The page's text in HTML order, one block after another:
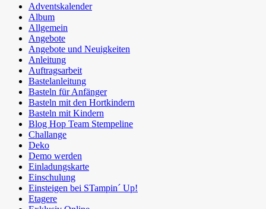
Adventskalender
Album
Allgemein
Angebote
Angebote und Neuigkeiten
Anleitung
Auftragsarbeit
Bastelanleitung
Basteln für Anfänger
Basteln mit den Hortkindern
Basteln mit Kindern
Blog Hop Team Stempeline
Challange
Deko
Demo werden
Einladungskarte
Einschulung
Einsteigen bei STampin´ Up!
Etagere